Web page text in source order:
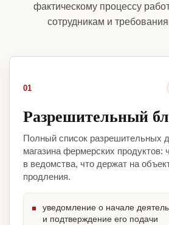
фактическому процессу
сотрудникам и
01
Разрешительный
Полный список разрешительных
магазина фермерских продуктов:
в ведомства, что держат на
продления.
уведомление о начале
и подтверждение его подачи